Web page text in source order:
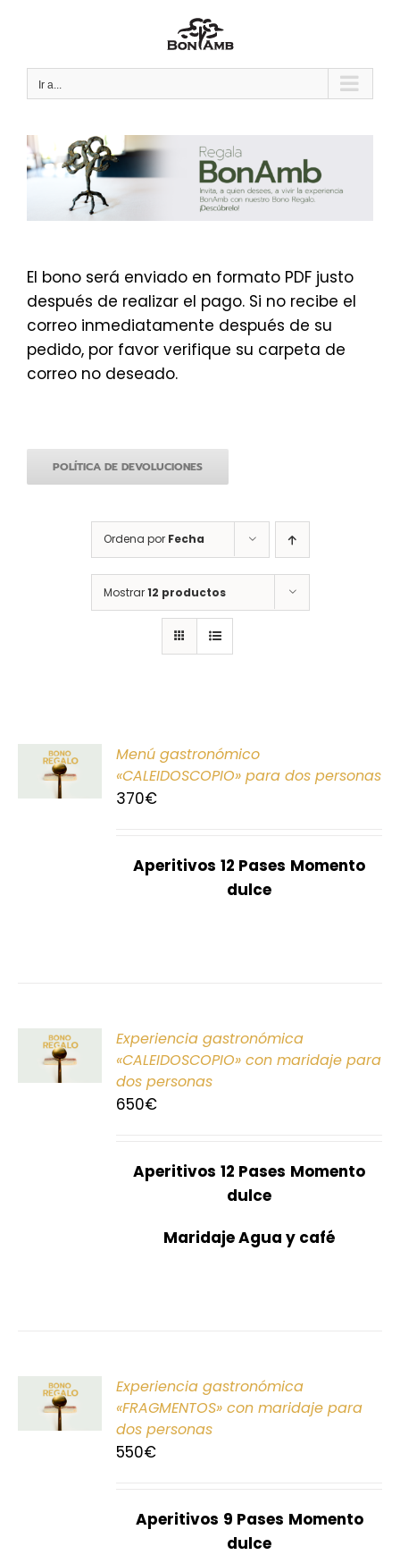
Ir a...
El bono será enviado en formato PDF justo
después de realizar el pago. Si no recibe el
correo inmediatamente después de su
pedido, por favor verifique su carpeta de
correo no deseado.
POLÍTICA DE DEVOLUCIONES
Ordena por Fecha
Mostrar12 productos
Menú gastronómico
«CALEIDOSCOPIO» para dos personas
370€
Aperitivos 12 Pases Momento
dulce
Experiencia gastronómica
«CALEIDOSCOPIO» con maridaje para
dos personas
650€
Aperitivos 12 Pases Momento
dulce
Maridaje Agua y café
Experiencia gastronómica
«FRAGMENTOS» con maridaje para
dos personas
550€
Aperitivos 9 Pases Momento
dulce